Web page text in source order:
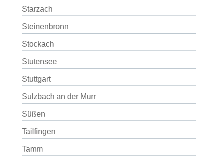
Starzach
Steinenbronn
Stockach
Stutensee
Stuttgart
Sulzbach an der Murr
Süßen
Tailfingen
Tamm